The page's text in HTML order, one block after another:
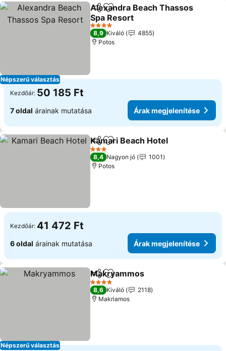
Népszerű választás
Megosztás
Hozzáadás a kedvencekhez
Alexandra Beach Thassos
Spa Resort
4 Kategória
8,9 Kiváló
4855
Potos
Kezdőár: 50 185 Ft
7 oldal árainak mutatása Árak megjelenítése
Megosztás
Hozzáadás a kedvencekhez
Kamari Beach Hotel
3 Kategória
8,4 Nagyon jó
1001
Potos
Kezdőár: 41 472 Ft
6 oldal árainak mutatása Árak megjelenítése
Népszerű választás
Megosztás
Hozzáadás a kedvencekhez
Makryammos
4 Kategória
8,6 Kiváló
2118
Makriamos